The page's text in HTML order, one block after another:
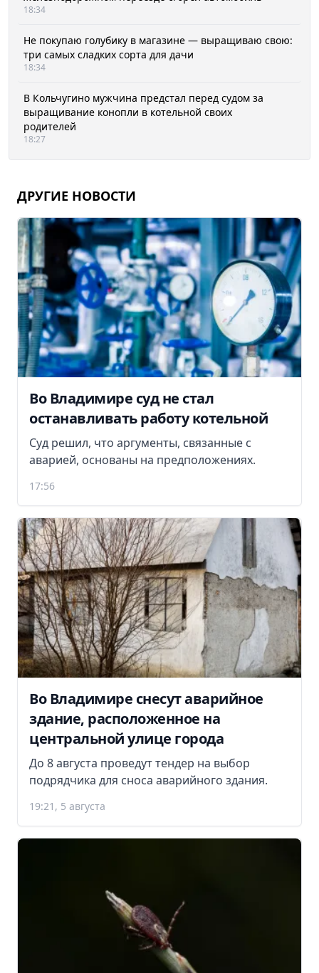
18:34
Не покупаю голубику в магазине — выращиваю свою:
три самых сладких сорта для дачи
18:34
В Кольчугино мужчина предстал перед судом за
выращивание конопли в котельной своих
родителей
18:27
ДРУГИЕ НОВОСТИ
Во Владимире суд не стал
останавливать работу котельной
Суд решил, что аргументы, связанные с
аварией, основаны на предположениях.
17:56
Во Владимире снесут аварийное
здание, расположенное на
центральной улице города
До 8 августа проведут тендер на выбор
подрядчика для сноса аварийного здания.
19:21, 5 августа